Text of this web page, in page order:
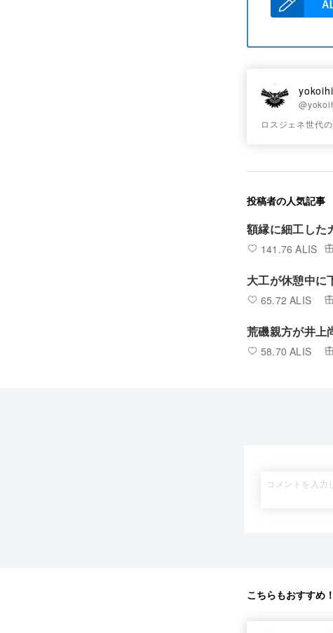
ロスジェネ世代
投稿者の人気記事
額縁に細工した
141.76 ALIS
大工が休憩中に
65.72 ALIS
荒磯親方が井上
58.70 ALIS
こちらもおすすめ！